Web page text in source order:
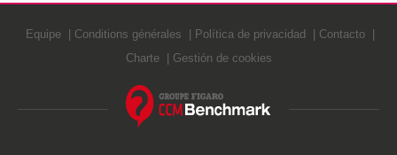
Equipe Conditions générales Política de privacidad
Contacto
Charte
Gestión de cookies